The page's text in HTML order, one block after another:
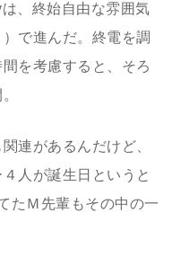
、終始自由な雰囲気
で進んだ。終電を調
を考慮すると、そろ
連があるんだけど、
人が誕生日というと
たＭ先輩もその中の一